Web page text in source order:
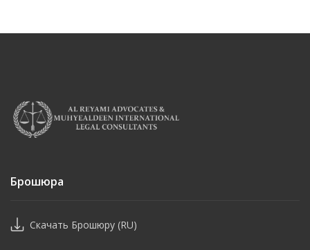
Брошюра
Скачать Брошюру (RU)